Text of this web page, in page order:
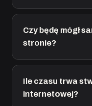
Czy będę mógł
stronie?
Ile czasu trwa
internetowej?